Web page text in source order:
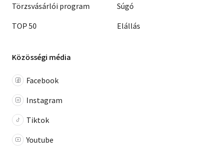
Törzsvásárlói program
TOP 50
Súgó
Elállás
Közösségi média
Facebook
Instagram
Tiktok
Youtube